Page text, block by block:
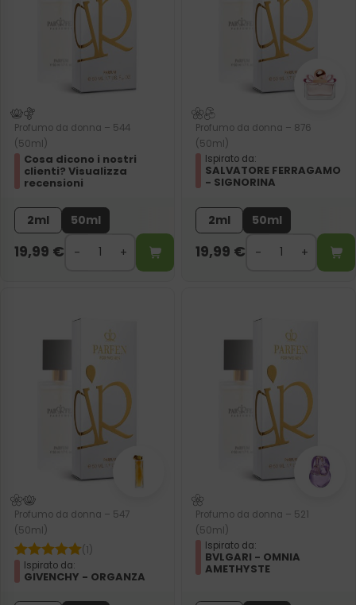
Profumo da donna – 544
(50ml)
Cosa dicono i nostri
clienti? Visualizza
recensioni
2ml 50ml
19,99 €
Profumo da donna – 876
(50ml)
Ispirato da:
SALVATORE FERRAGAMO
- SIGNORINA
2ml 50ml
19,99 €
Profumo da donna – 547
(50ml)
(1)
Ispirato da:
GIVENCHY - ORGANZA
Profumo da donna – 521
(50ml)
Ispirato da:
BVLGARI - OMNIA
AMETHYSTE